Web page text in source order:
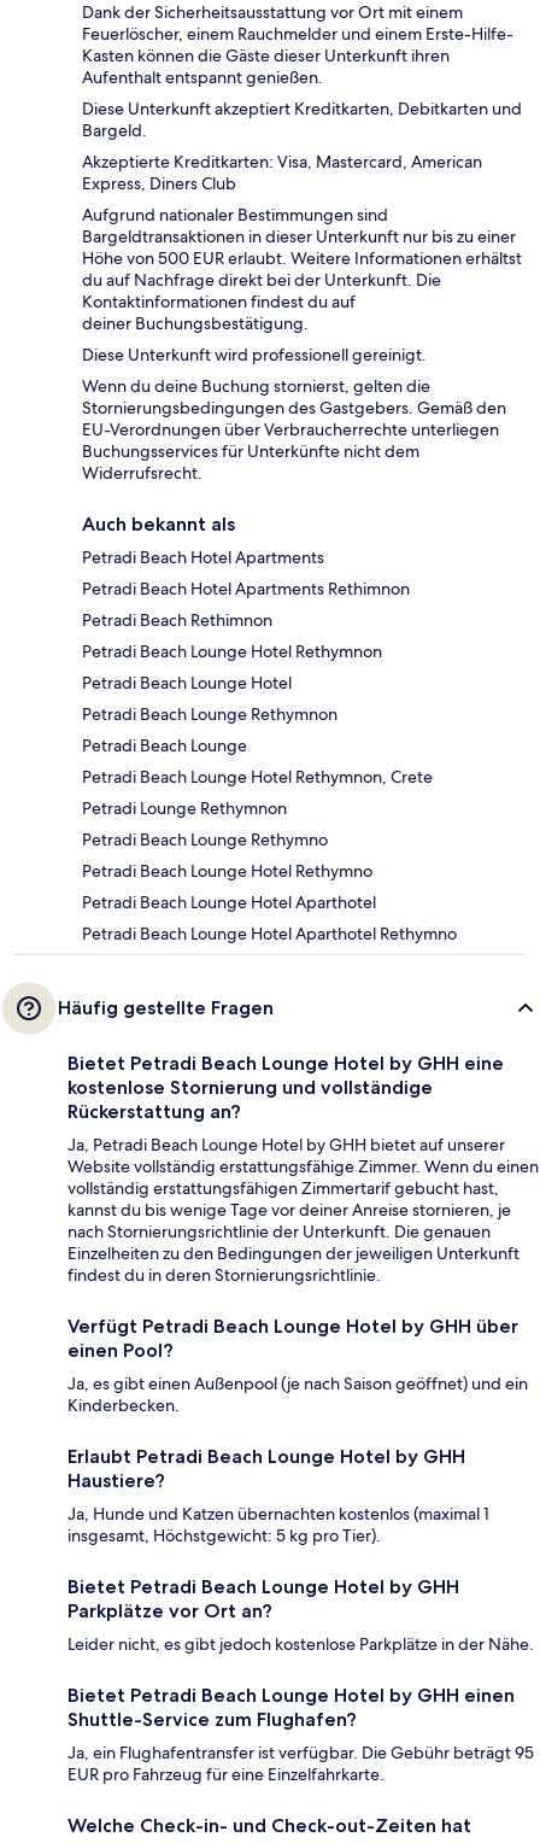
Dank der Sicherheitsausstattung vor Ort mit einem
Feuerlöscher, einem Rauchmelder und einem Erste-Hilfe-
Kasten können die Gäste dieser Unterkunft ihren
Aufenthalt entspannt genießen.
Diese Unterkunft akzeptiert Kreditkarten, Debitkarten und
Bargeld.
Akzeptierte Kreditkarten: Visa, Mastercard, American
Express, Diners Club
Aufgrund nationaler Bestimmungen sind
Bargeldtransaktionen in dieser Unterkunft nur bis zu einer
Höhe von 500 EUR erlaubt. Weitere Informationen erhältst
du auf Nachfrage direkt bei der Unterkunft. Die
Kontaktinformationen findest du auf
deiner Buchungsbestätigung.
Diese Unterkunft wird professionell gereinigt.
Wenn du deine Buchung stornierst, gelten die
Stornierungsbedingungen des Gastgebers. Gemäß den
EU-Verordnungen über Verbraucherrechte unterliegen
Buchungsservices für Unterkünfte nicht dem
Widerrufsrecht.
Auch bekannt als
Petradi Beach Hotel Apartments
Petradi Beach Hotel Apartments Rethimnon
Petradi Beach Rethimnon
Petradi Beach Lounge Hotel Rethymnon
Petradi Beach Lounge Hotel
Petradi Beach Lounge Rethymnon
Petradi Beach Lounge
Petradi Beach Lounge Hotel Rethymnon, Crete
Petradi Lounge Rethymnon
Petradi Beach Lounge Rethymno
Petradi Beach Lounge Hotel Rethymno
Petradi Beach Lounge Hotel Aparthotel
Petradi Beach Lounge Hotel Aparthotel Rethymno
Häufig gestellte Fragen
Bietet Petradi Beach Lounge Hotel by GHH eine
kostenlose Stornierung und vollständige
Rückerstattung an?
Ja, Petradi Beach Lounge Hotel by GHH bietet auf unserer
Website vollständig erstattungsfähige Zimmer. Wenn du einen
vollständig erstattungsfähigen Zimmertarif gebucht hast,
kannst du bis wenige Tage vor deiner Anreise stornieren, je
nach Stornierungsrichtlinie der Unterkunft. Die genauen
Einzelheiten zu den Bedingungen der jeweiligen Unterkunft
findest du in deren Stornierungsrichtlinie.
Verfügt Petradi Beach Lounge Hotel by GHH über
einen Pool?
Ja, es gibt einen Außenpool (je nach Saison geöffnet) und ein
Kinderbecken.
Erlaubt Petradi Beach Lounge Hotel by GHH
Haustiere?
Ja, Hunde und Katzen übernachten kostenlos (maximal 1
insgesamt, Höchstgewicht: 5 kg pro Tier).
Bietet Petradi Beach Lounge Hotel by GHH
Parkplätze vor Ort an?
Leider nicht, es gibt jedoch kostenlose Parkplätze in der Nähe.
Bietet Petradi Beach Lounge Hotel by GHH einen
Shuttle-Service zum Flughafen?
Ja, ein Flughafentransfer ist verfügbar. Die Gebühr beträgt 95
EUR pro Fahrzeug für eine Einzelfahrkarte.
Welche Check-in- und Check-out-Zeiten hat